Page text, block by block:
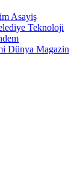
Asayiş
Teknoloji
Dünya Magazin